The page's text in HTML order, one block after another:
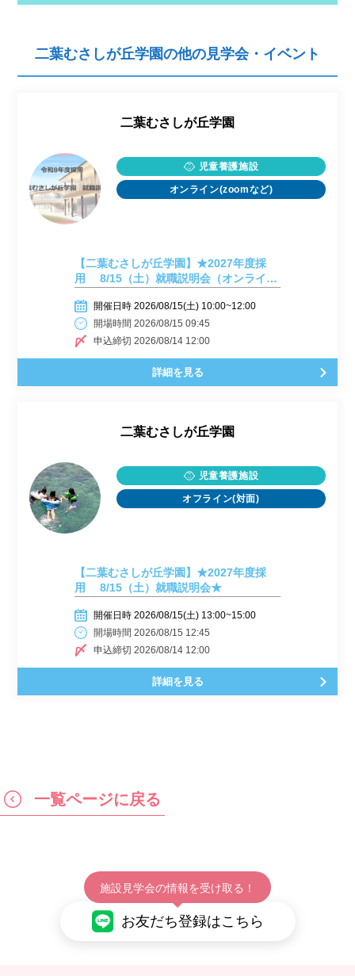
二葉むさしが丘学園の他の見学会・イベント
二葉むさしが丘学園
児童養護施設
オンライン(zoomなど)
【二葉むさしが丘学園】★2027年度採
用 8/15（土）就職説明会（オンライ
開催日時 2026/08/15(土) 10:00~12:00
開場時間 2026/08/15 09:45
申込締切 2026/08/14 12:00
詳細を見る
二葉むさしが丘学園
児童養護施設
オフライン(対面)
【二葉むさしが丘学園】★2027年度採
用 8/15（土）就職説明会★
開催日時 2026/08/15(土) 13:00~15:00
開場時間 2026/08/15 12:45
申込締切 2026/08/14 12:00
詳細を見る
一覧ページに戻る
施設見学会の情報を受け取る！
お友だち登録はこちら